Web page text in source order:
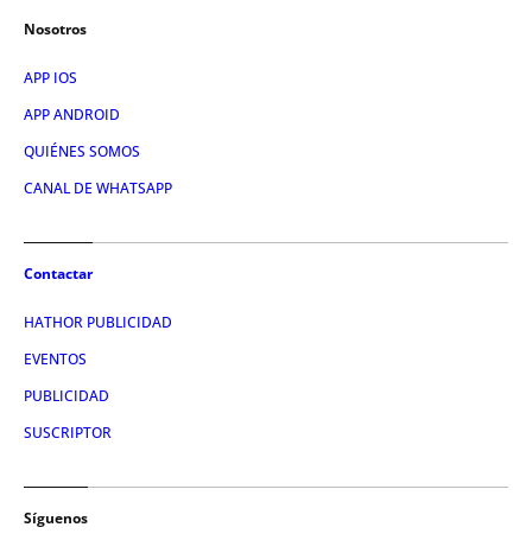
Nosotros
APP IOS
APP ANDROID
QUIÉNES SOMOS
CANAL DE WHATSAPP
Contactar
HATHOR PUBLICIDAD
EVENTOS
PUBLICIDAD
SUSCRIPTOR
Síguenos